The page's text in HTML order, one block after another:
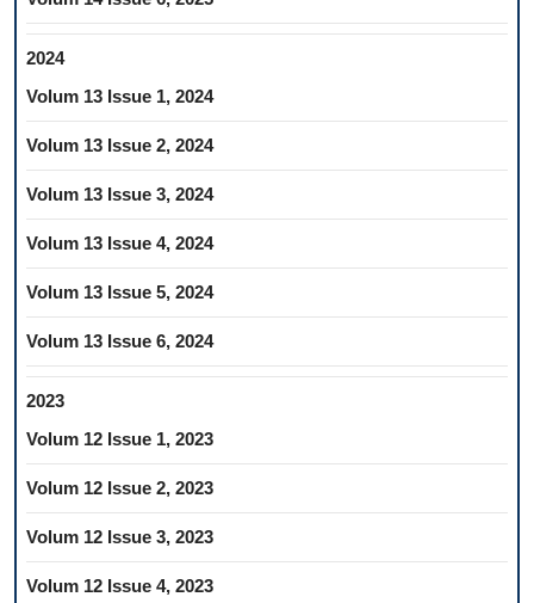
2024
Volum 13 Issue 1, 2024
Volum 13 Issue 2, 2024
Volum 13 Issue 3, 2024
Volum 13 Issue 4, 2024
Volum 13 Issue 5, 2024
Volum 13 Issue 6, 2024
2023
Volum 12 Issue 1, 2023
Volum 12 Issue 2, 2023
Volum 12 Issue 3, 2023
Volum 12 Issue 4, 2023